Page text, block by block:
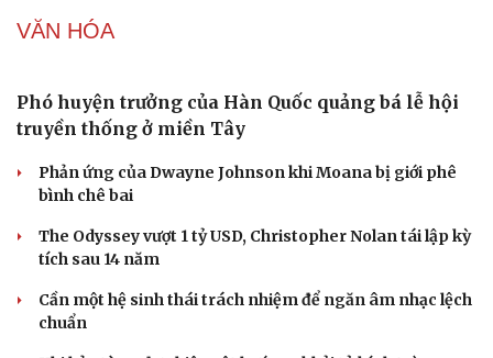
Tham vọng robot hóa quân đội, Ukraine đau đầu với
Đức tăng tốc chương trình UAV chiến đấu thông qua hợp
tác với Rolls-Royce
Tên lửa đạn đạo Nga khoét sâu lỗ hổng phòng không
VĂN HÓA